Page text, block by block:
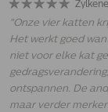
Zylkene
"Onze vier katten
Het werkt goed
niet voor elke kat
ontspannen. De
maar verder